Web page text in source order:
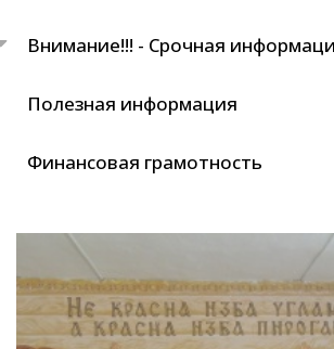
Внимание!!! - Срочная
Полезная информация
Финансовая грамотность